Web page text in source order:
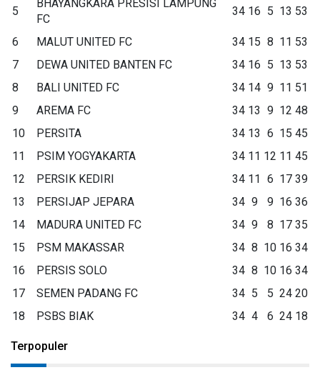
5
BHAYANGKARA PRESISI LAMPUNG
FC
34 16 5 13 53
6 MALUT UNITED FC 34 15 8 11 53
7
DEWA UNITED BANTEN FC 34 16 5 13 53
8
BALI UNITED FC 34 14 9 11 51
9
AREMA FC 34 13 9 12 48
10
PERSITA 34 13 6 15 45
11
PSIM YOGYAKARTA 34 11 12 11 45
12
PERSIK KEDIRI 34 11 6 17 39
13
PERSIJAP JEPARA 34 9 9 16 36
14
MADURA UNITED FC 34 9 8 17 35
15
PSM MAKASSAR 34 8 10 16 34
16
PERSIS SOLO 34 8 10 16 34
17
SEMEN PADANG FC 34 5 5 24 20
18
PSBS BIAK 34 4 6 24 18
Terpopuler